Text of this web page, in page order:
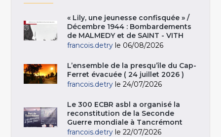
« Lily, une jeunesse confisquée » /
Décembre 1944 : Bombardements
de MALMEDY et de SAINT - VITH
francois.detry le 06/08/2026
L’ensemble de la presqu’île du Cap-
Ferret évacuée ( 24 juillet 2026 )
francois.detry le 24/07/2026
Le 300 ECBR asbl a organisé la
reconstitution de la Seconde
Guerre mondiale à Tancrémont
francois.detry le 22/07/2026